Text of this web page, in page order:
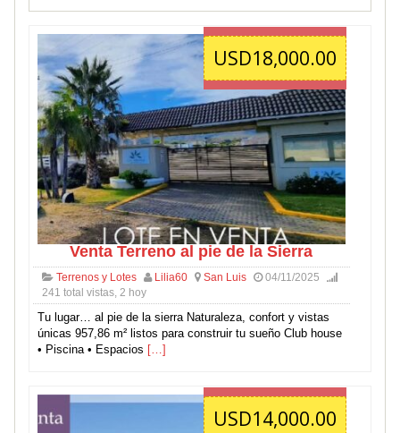
USD18,000.00
Venta Terreno al pie de la Sierra
Terrenos y Lotes Lilia60 San Luis
04/11/2025
241 total vistas, 2 hoy
Tu lugar… al pie de la sierra Naturaleza, confort y vistas
únicas 957,86 m² listos para construir tu sueño Club house
• Piscina • Espacios […]
USD14,000.00